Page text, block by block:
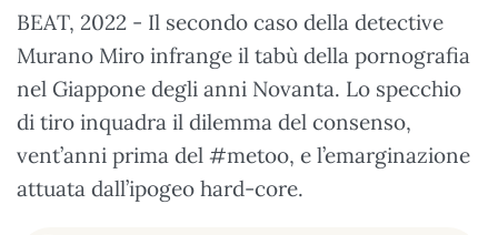
BEAT, 2022 - Il secondo caso della detective
Murano Miro infrange il tabù della pornografia
nel Giappone degli anni Novanta. Lo specchio
di tiro inquadra il dilemma del consenso,
vent’anni prima del #metoo, e l’emarginazione
attuata dall’ipogeo hard-core.